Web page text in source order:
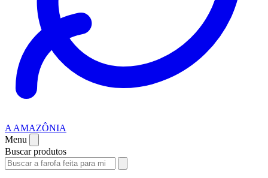
A AMAZÔNIA
Menu
Buscar produtos